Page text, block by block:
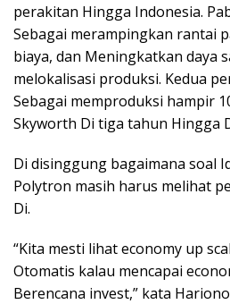
perakitan Hingga Indonesia.
Sebagai merampingkan rantai
biaya, dan Meningkatkan daya
melokalisasi produksi. Kedua
Sebagai memproduksi hampir
Skyworth Di tiga tahun Hingga
Di disinggung bagaimana soal
Polytron masih harus melihat
Di.
“Kita mesti lihat economy up
Otomatis kalau mencapai
Berencana invest,” kata